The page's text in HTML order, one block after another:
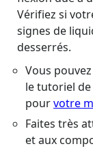
Vérifiez si
signes de
desserrés.
Vous
le tutoriel
pourvotre
Faites très
et aux